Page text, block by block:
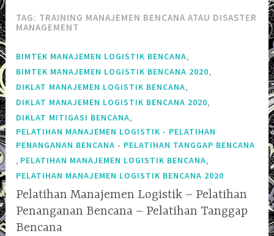
TAG: TRAINING MANAJEMEN BENCANA ATAU DISASTER
MANAGEMENT
BIMTEK MANAJEMEN LOGISTIK BENCANA
BIMTEK MANAJEMEN LOGISTIK BENCANA 2020
DIKLAT MANAJEMEN LOGISTIK BENCANA
DIKLAT MANAJEMEN LOGISTIK BENCANA 2020
DIKLAT MITIGASI BENCANA
PELATIHAN MANAJEMEN LOGISTIK - PELATIHAN
PENANGANAN BENCANA - PELATIHAN TANGGAP BENCANA
PELATIHAN MANAJEMEN LOGISTIK BENCANA
PELATIHAN MANAJEMEN LOGISTIK BENCANA 2020
Pelatihan Manajemen Logistik – Pelatihan
Penanganan Bencana – Pelatihan Tanggap
Bencana